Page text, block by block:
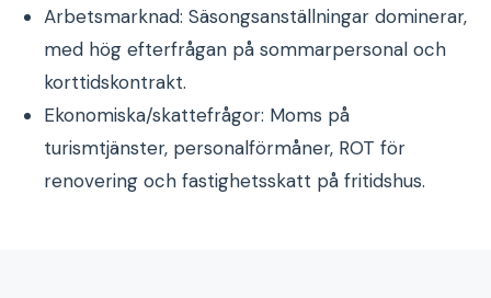
Arbetsmarknad: Säsongsanställningar dominerar,
med hög efterfrågan på sommarpersonal och
korttidskontrakt.
Ekonomiska/skattefrågor: Moms på
turismtjänster, personalförmåner, ROT för
renovering och fastighetsskatt på fritidshus.